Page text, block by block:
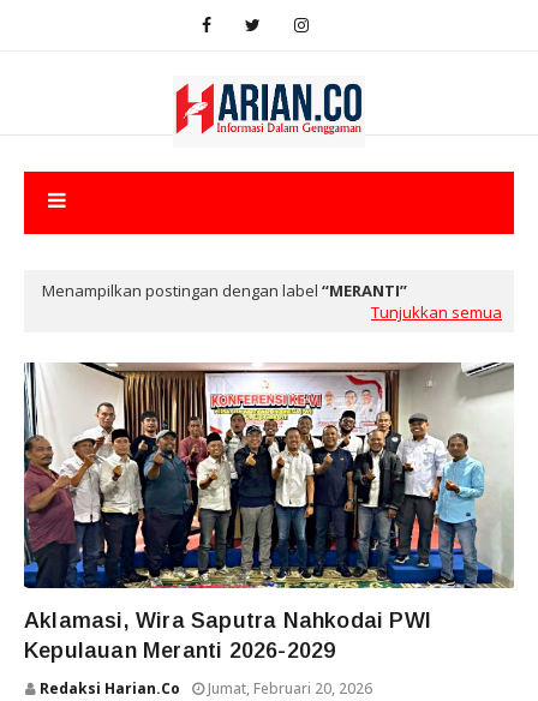
Menampilkan postingan dengan label
MERANTI
Tunjukkan semua
Aklamasi, Wira Saputra Nahkodai PWI
Kepulauan Meranti 2026-2029
Redaksi Harian.co Jumat, Februari 20, 2026